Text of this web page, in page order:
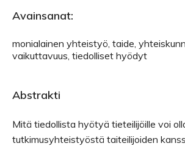
Avainsanat:
monialainen yhteistyö, taide,
vaikuttavuus, tiedolliset hyödyt
Abstrakti
Mitä tiedollista hyötyä tieteilijöille voi
tutkimusyhteistyöstä taiteilijoiden